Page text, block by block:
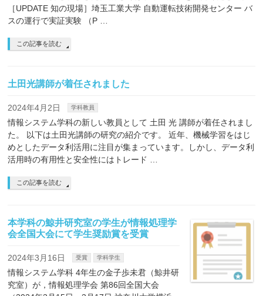
［UPDATE 知の現場］埼玉工業大学 自動運転技術開発センター バ
スの運行で実証実験 （P …
この記事を読む
土田光講師が着任されました
2024年4月2日 学科教員
情報システム学科の新しい教員として 土田 光 講師が着任されまし
た。 以下は土田光講師の研究の紹介です。 近年、機械学習をはじ
めとしたデータ利活用に注目が集まっています。しかし、データ利
活用時の有用性と安全性にはトレード …
この記事を読む
本学科の鯨井研究室の学生が情報処理学
会全国大会にて学生奨励賞を受賞
2024年3月16日 受賞 学科学生
情報システム学科 4年生の金子歩未君（鯨井研
究室）が，情報処理学会 第86回全国大会